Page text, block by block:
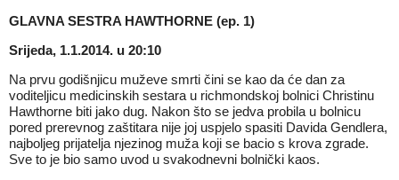
GLAVNA SESTRA HAWTHORNE (ep. 1)
Srijeda, 1.1.2014. u 20:10
Na prvu godišnjicu muževe smrti čini se kao da će dan za
voditeljicu medicinskih sestara u richmondskoj bolnici Christinu
Hawthorne biti jako dug. Nakon što se jedva probila u bolnicu
pored prerevnog zaštitara nije joj uspjelo spasiti Davida Gendlera,
najboljeg prijatelja njezinog muža koji se bacio s krova zgrade.
Sve to je bio samo uvod u svakodnevni bolnički kaos.